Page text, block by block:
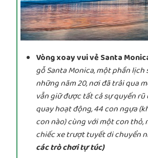
Vòng xoay vui vẻ Santa
gỗ Santa Monica, một phần lịch
những năm 20, nơi đã trải qua
vẫn giữ được tất cả sự quyến rũ
quay hoạt động, 44 con ngựa
con nào) cùng với một con thỏ,
chiếc xe trượt tuyết di chuyển
các trò chơi tự túc)